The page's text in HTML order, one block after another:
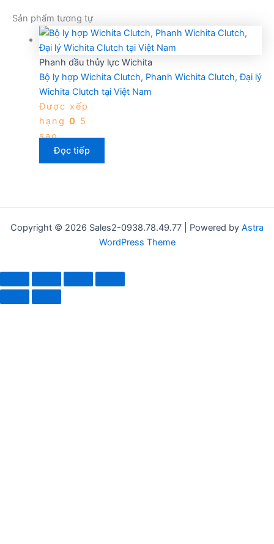
Sản phẩm tương tự
Phanh dầu thủy lực Wichita
Bộ ly hợp Wichita Clutch, Phanh Wichita Clutch, Đại lý
Wichita Clutch tại Việt Nam
Được xếp
hạng 0 5
sao
Đọc tiếp
Copyright © 2026 Sales2-0938.78.49.77 | Powered by Astra
WordPress Theme